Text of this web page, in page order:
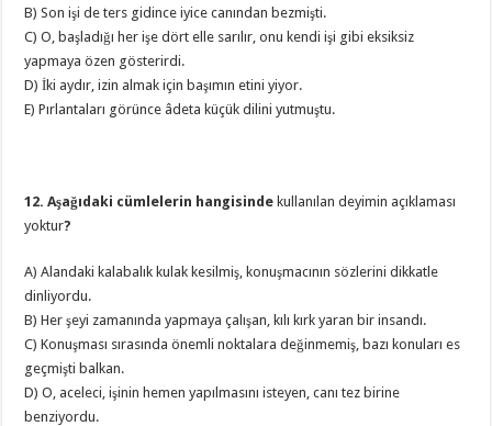
B) Son işi de ters gidince iyice canından bezmişti.
C) O, başladığı her işe dört elle sarılır, onu kendi işi gibi eksiksiz
yapmaya özen gösterirdi.
D) İki aydır, izin almak için başımın etini yiyor.
E) Pırlantaları görünce âdeta küçük dilini yutmuştu.
12. Aşağıdaki cümlelerin hangisinde kullanılan deyimin açıklaması
yoktur?
A) Alandaki kalabalık kulak kesilmiş, konuşmacının sözlerini dikkatle
dinliyordu.
B) Her şeyi zamanında yapmaya çalışan, kılı kırk yaran bir insandı.
C) Konuşması sırasında önemli noktalara değinmemiş, bazı konuları es
geçmişti balkan.
D) O, aceleci, işinin hemen yapılmasını isteyen, canı tez birine
benziyordu.